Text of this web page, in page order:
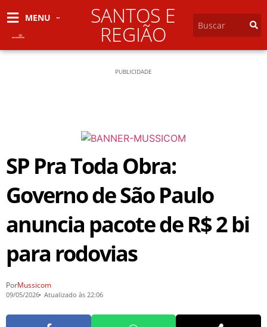
MENU SANTOS E
REGIÃO
PUBLICIDADE
SP Pra Toda Obra:
Governo de São Paulo
anuncia pacote de R$ 2 bi
para rodovias
PorMussicom
09/05/2026 Atualizado às 22:06